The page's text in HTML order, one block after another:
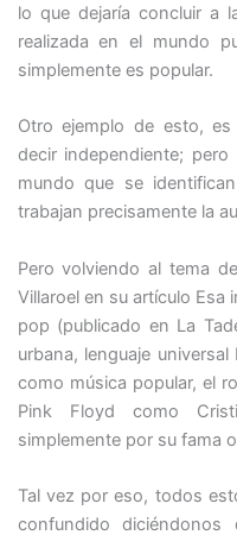
lo que dejaría concluir a
realizada en el mundo
simplemente es popular.
Otro ejemplo de esto,
decir independiente;
mundo que se
trabajan precisamente la
Pero volviendo al tema
Villaroel en su artículo Esa
pop (publicado en La
urbana, lenguaje
como música popular, el
Pink Floyd como
simplemente por su fama
Tal vez por eso, todos
confundido